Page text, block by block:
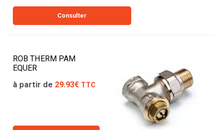
Consulter
ROB THERM PAM
EQUER
à partir de 29.93€ TTC